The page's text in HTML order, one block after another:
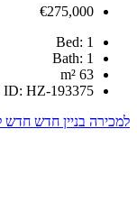
לשוקפרוייקט חדש